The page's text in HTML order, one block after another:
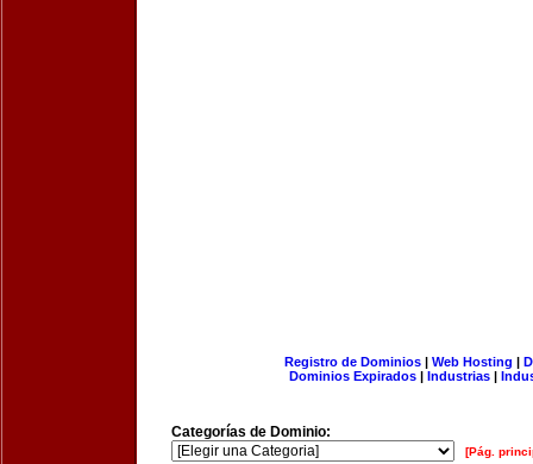
Registro de Dominios| Web Hosting |
Dominios Expirados | Industrias |
Categorías de Dominio:
[Pág.